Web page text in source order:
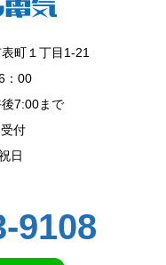
町１丁目1-21
：00
7:00まで
付
日
9108